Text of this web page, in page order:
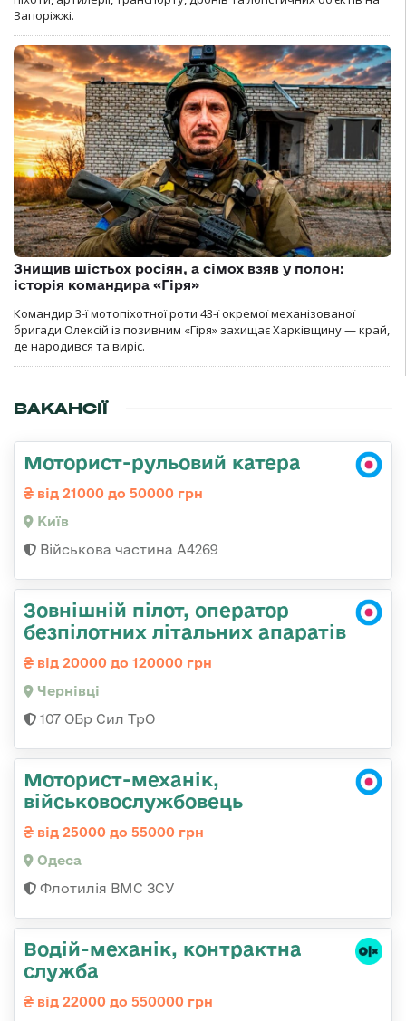
Запоріжжі.
Знищив шістьох росіян, а сімох взяв у полон:
історія командира «Гіря»
Командир 3-ї мотопіхотної роти 43-ї окремої механізованої
бригади Олексій із позивним «Гіря» захищає Харківщину — край,
де народився та виріс.
ВАКАНСІЇ
Моторист-рульовий катера
від 21000 до 50000 грн
Київ
Військова частина А4269
Зовнішній пілот, оператор
безпілотних літальних апаратів
від 20000 до 120000 грн
Чернівці
107 ОБр Сил ТрО
Моторист-механік,
військовослужбовець
від 25000 до 55000 грн
Одеса
Флотилія ВМС ЗСУ
Водій-механік, контрактна
служба
від 22000 до 550000 грн